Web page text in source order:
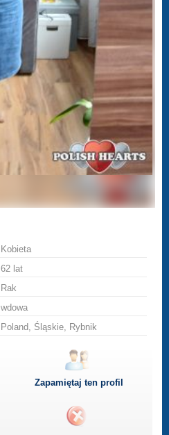
Kobieta
62 lat
Rak
wdowa
Poland, Śląskie, Rybnik
Zapamiętaj ten profil